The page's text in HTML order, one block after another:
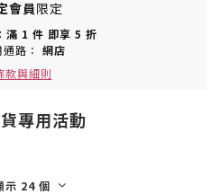
會員限定
滿 1 件 即享 5 折
路： 網店
款與細則
專用活動
示 24 個